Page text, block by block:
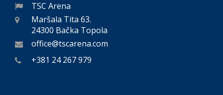
TSC Arena
Maršala Tita 63.
24300 Bačka Topola
office@tscarena.com
+381 24 267 979